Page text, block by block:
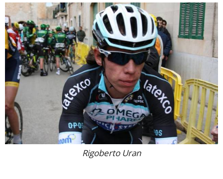
Rigoberto Uran